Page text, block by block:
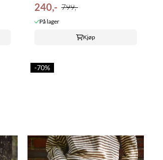
240,- 799,-
På lager
Kjøp
-70%